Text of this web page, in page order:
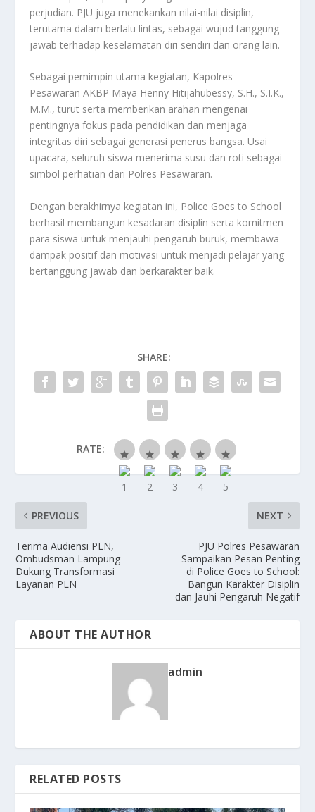
perjudian. PJU juga menekankan nilai-nilai disiplin,
terutama dalam berlalu lintas, sebagai wujud tanggung
jawab terhadap keselamatan diri sendiri dan orang lain.
Sebagai pemimpin utama kegiatan, Kapolres
Pesawaran AKBP Maya Henny Hitijahubessy, S.H., S.I.K.,
M.M., turut serta memberikan arahan mengenai
pentingnya fokus pada pendidikan dan menjaga
integritas diri sebagai generasi penerus bangsa. Usai
upacara, seluruh siswa menerima susu dan roti sebagai
simbol perhatian dari Polres Pesawaran.
Dengan berakhirnya kegiatan ini, Police Goes to School
berhasil membangun kesadaran disiplin serta komitmen
para siswa untuk menjauhi pengaruh buruk, membawa
dampak positif dan motivasi untuk menjadi pelajar yang
bertanggung jawab dan berkarakter baik.
SHARE:
RATE:
PREVIOUS
Terima Audiensi PLN,
Ombudsman Lampung
Dukung Transformasi
Layanan PLN
NEXT
PJU Polres Pesawaran
Sampaikan Pesan Penting
di Police Goes to School:
Bangun Karakter Disiplin
dan Jauhi Pengaruh Negatif
ABOUT THE AUTHOR
admin
RELATED POSTS